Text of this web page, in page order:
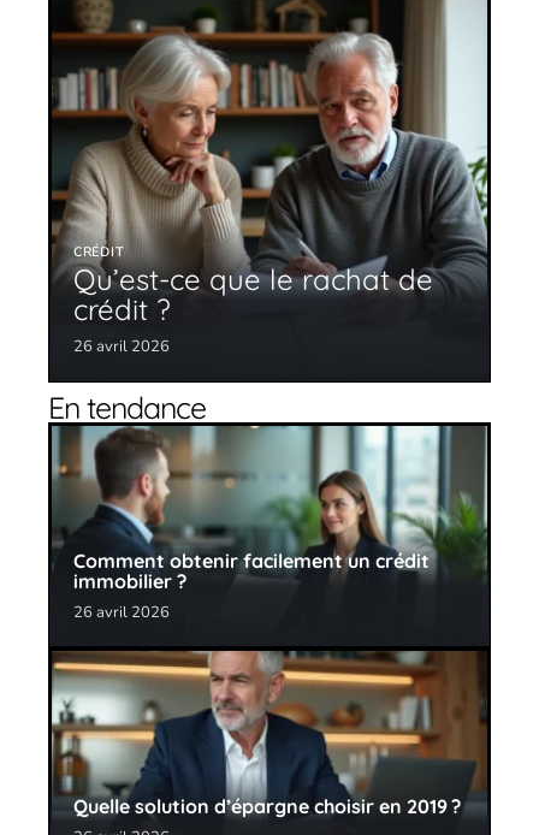
CRÉDIT
Qu’est-ce que le rachat de
crédit ?
26 avril 2026
En tendance
Comment obtenir facilement un crédit
immobilier ?
26 avril 2026
Quelle solution d’épargne choisir en 2019 ?